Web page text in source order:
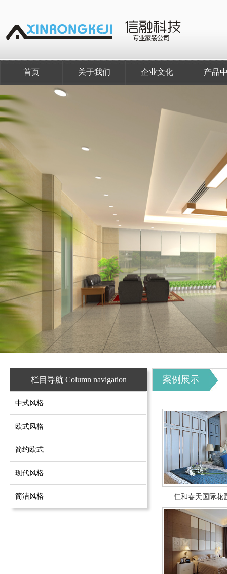
首页 关于我们 企业文化 产品
栏目导航 Column navigation
中式风格
欧式风格
简约欧式
现代风格
简洁风格
案例展示
仁和春天国际花